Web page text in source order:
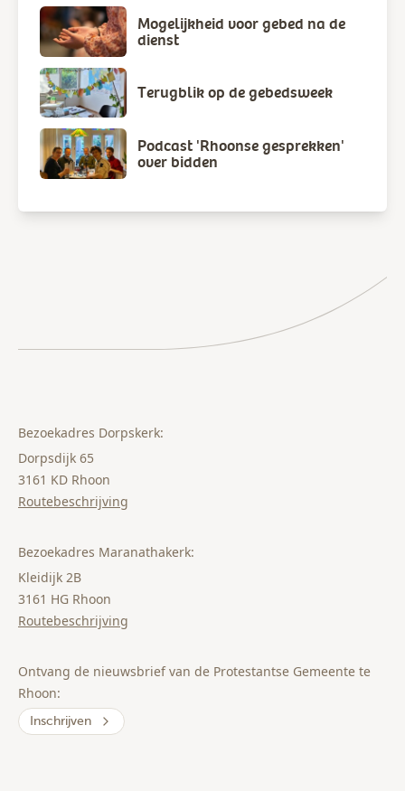
Mogelijkheid voor gebed na de
dienst
Terugblik op de gebedsweek
Podcast 'Rhoonse gesprekken'
over bidden
Bezoekadres Dorpskerk:
Dorpsdijk 65
3161 KD Rhoon
Routebeschrijving
Ontvang de nieuwsbrief van de Protestantse Gemeente te
Rhoon:
Inschrijven
Bezoekadres Maranathakerk:
Kleidijk 2B
3161 HG Rhoon
Routebeschrijving